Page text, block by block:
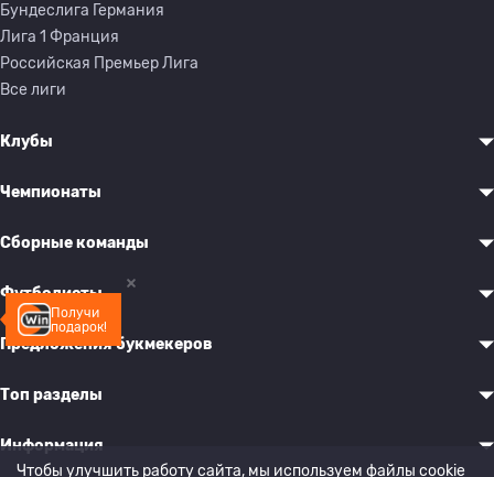
Получи
подарок!
Бундеслига Германия
Лига 1 Франция
Российская Премьер Лига
Все лиги
Клубы
Чемпионаты
Сборные команды
Футболисты
Предложения букмекеров
Топ разделы
Информация
Чтобы улучшить работу сайта, мы используем файлы cookie